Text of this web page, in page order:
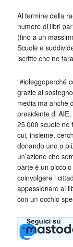
Al termine della
numero di libri
(fino a un
Scuole e
iscritte che ne
“#ioleggoperché
grazie al
media ma anche
presidente di
25.000 scuole ne
cui, insieme,
donando uno o
un’azione che
parte è un
coinvolgere i
appassionare ai
con un occhio